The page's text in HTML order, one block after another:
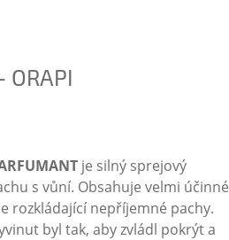
ORAPI
je silný sprejový
s vůní. Obsahuje velmi účinné
rozkládající nepříjemné pachy.
byl tak, aby zvládl pokrýt a